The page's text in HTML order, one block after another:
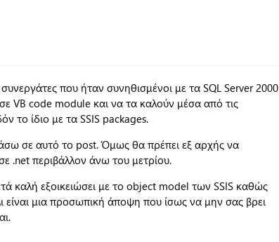
που ήταν συνηθισμένοι με τα SQL Server 2000
VB code module και να τα καλούν μέσα από τις
το ίδιο με τα SSIS packages.
σε αυτό το post. Όμως θα πρέπει εξ αρχής να
.net περιβάλλον άνω του μετρίου.
καλή εξοικειώσει με το object model των SSIS καθώς
είναι μια προσωπική άποψη που ίσως να μην σας βρει